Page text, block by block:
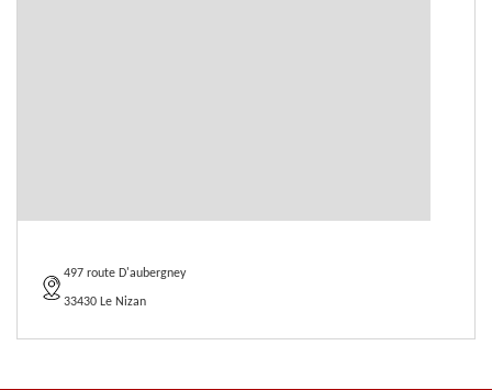
497 route D'aubergney
33430 Le Nizan